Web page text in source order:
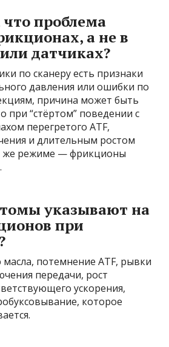
проблема
а не в
датчиках?
по сканеру есть признаки
давления или ошибки по
причина может быть
при “стёртом” поведении с
перегретого ATF,
и длительным ростом
же режиме — фрикционы
указывают на
при
масла, потемнение ATF, рывки
передачи, рост
ускорения,
которое